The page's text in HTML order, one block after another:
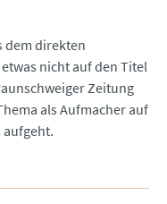
dem direkten
nicht auf den Titel
Zeitung
als Aufmacher auf